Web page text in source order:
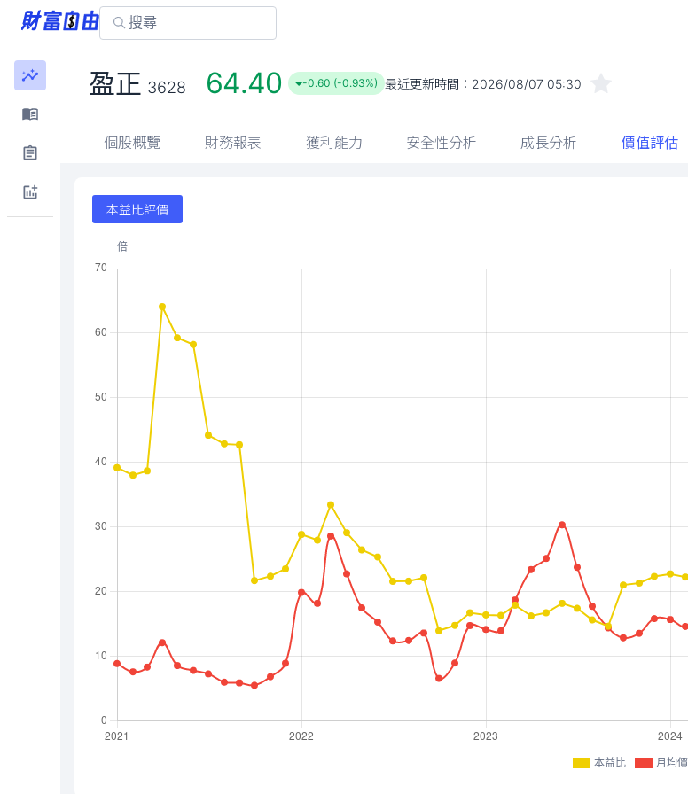
盈正 3628 64.40 -0.60 (-0.93%) 最近更新時間： 2026/08/07 05:30
個股概覽 財務報表 獲利能力 安全性分析 成長分析 價值評估
本益比評價
本益比 月均價